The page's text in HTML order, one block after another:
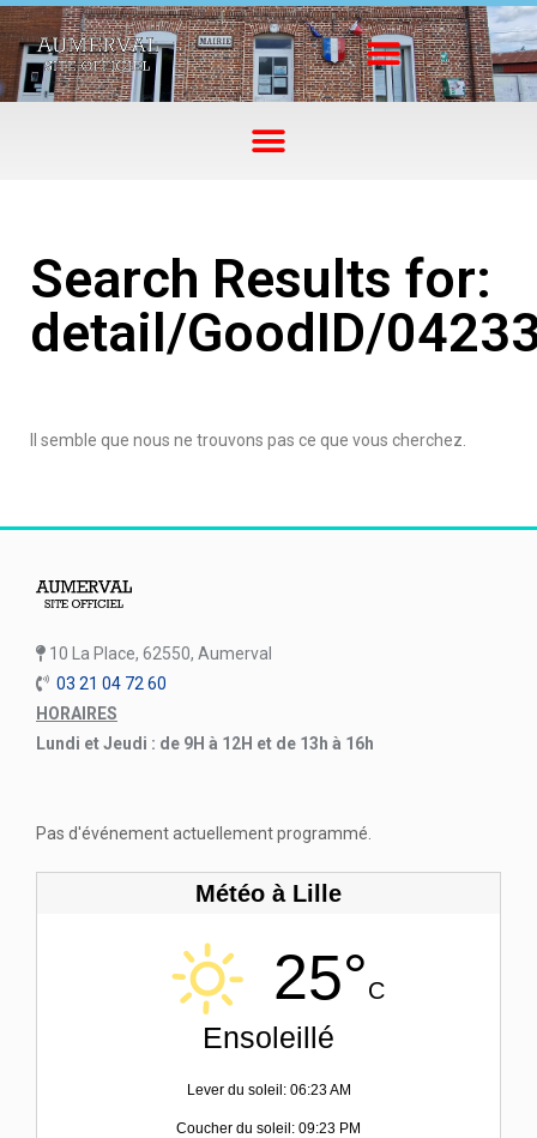
Search Results for:
detail/GoodID/
Il semble que nous ne trouvons pas ce que vous cherchez.
10 La Place, 62550, Aumerval
03 21 04 72 60
HORAIRES
Lundi et Jeudi : de 9H à 12H et de 13h à 16h
Pas d'événement actuellement programmé.
Météo à Lille
25°C
Ensoleillé
Lever du soleil: 06:23 AM
Coucher du soleil: 09:23 PM